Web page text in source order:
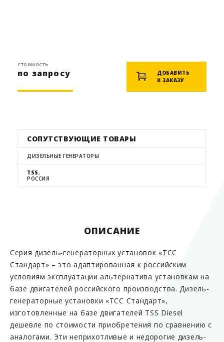
стоимость
по запросу
ДОБАВИТЬ
К ЗАКАЗУ
СОПУТСТВУЮЩИЕ ТОВАРЫ
ДИЗЕЛЬНЫЕ ГЕНЕРАТОРЫ
TSS,
РОССИЯ
ОПИСАНИЕ
Серия дизель-генераторных установок «ТСС
Стандарт» – это адаптированная к российским
условиям эксплуатации альтернатива установкам на
базе двигателей российского производства. Дизель-
генераторные установки «ТСС Стандарт»,
изготовленные на базе двигателей TSS Diesel
дешевле по стоимости приобретения по сравнению с
аналогами. Эти неприхотливые и недорогие дизель-